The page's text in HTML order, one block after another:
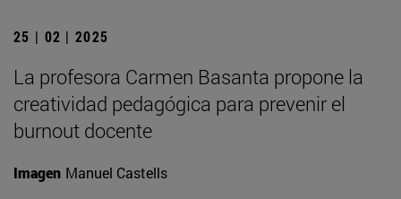
25 | 02 | 2025
La profesora Carmen Basanta propone la
creatividad pedagógica para prevenir el
burnout docente
Imagen Manuel Castells